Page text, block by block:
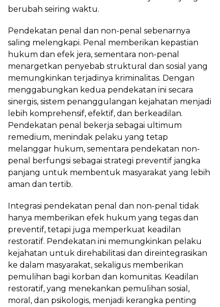
berubah seiring waktu.
Pendekatan penal dan non-penal sebenarnya
saling melengkapi. Penal memberikan kepastian
hukum dan efek jera, sementara non-penal
menargetkan penyebab struktural dan sosial yang
memungkinkan terjadinya kriminalitas. Dengan
menggabungkan kedua pendekatan ini secara
sinergis, sistem penanggulangan kejahatan menjadi
lebih komprehensif, efektif, dan berkeadilan.
Pendekatan penal bekerja sebagai ultimum
remedium, menindak pelaku yang tetap
melanggar hukum, sementara pendekatan non-
penal berfungsi sebagai strategi preventif jangka
panjang untuk membentuk masyarakat yang lebih
aman dan tertib.
Integrasi pendekatan penal dan non-penal tidak
hanya memberikan efek hukum yang tegas dan
preventif, tetapi juga memperkuat keadilan
restoratif. Pendekatan ini memungkinkan pelaku
kejahatan untuk direhabilitasi dan direintegrasikan
ke dalam masyarakat, sekaligus memberikan
pemulihan bagi korban dan komunitas. Keadilan
restoratif, yang menekankan pemulihan sosial,
moral, dan psikologis, menjadi kerangka penting